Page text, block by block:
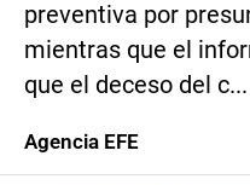
preventiva por
mientras que el
que el deceso del c...
Agencia EFE